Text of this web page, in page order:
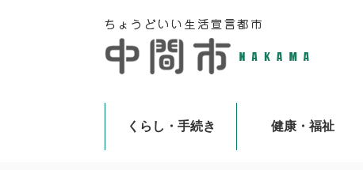
くらし・手続き 健康・福祉